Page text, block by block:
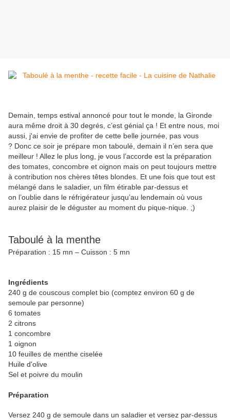
Demain, temps estival annoncé pour tout le monde, la Gironde
aura même droit à 30 degrés, c’est génial ça ! Et entre nous, moi
aussi, j'ai envie de profiter de cette belle journée, pas vous
? Donc ce soir je prépare mon taboulé, demain il n’en sera que
meilleur ! Allez le plus long, je vous l’accorde est la préparation
des tomates, concombre et oignon mais on peut toujours mettre
à contribution nos chères têtes blondes. Et une fois que tout est
mélangé dans le saladier, un film étirable par-dessus et
on l’oublie dans le réfrigérateur jusqu’au lendemain où vous
aurez plaisir de le déguster au moment du pique-nique. ;)
Taboulé à la menthe
Préparation : 15 mn – Cuisson : 5 mn
Ingrédients
240 g de couscous complet bio (comptez environ 60 g de
semoule par personne)
6 tomates
2 citrons
1 concombre
1 oignon
10 feuilles de menthe ciselée
Huile d'olive
Sel et poivre du moulin
Préparation
Versez 240 g de semoule dans un saladier et versez par-dessus